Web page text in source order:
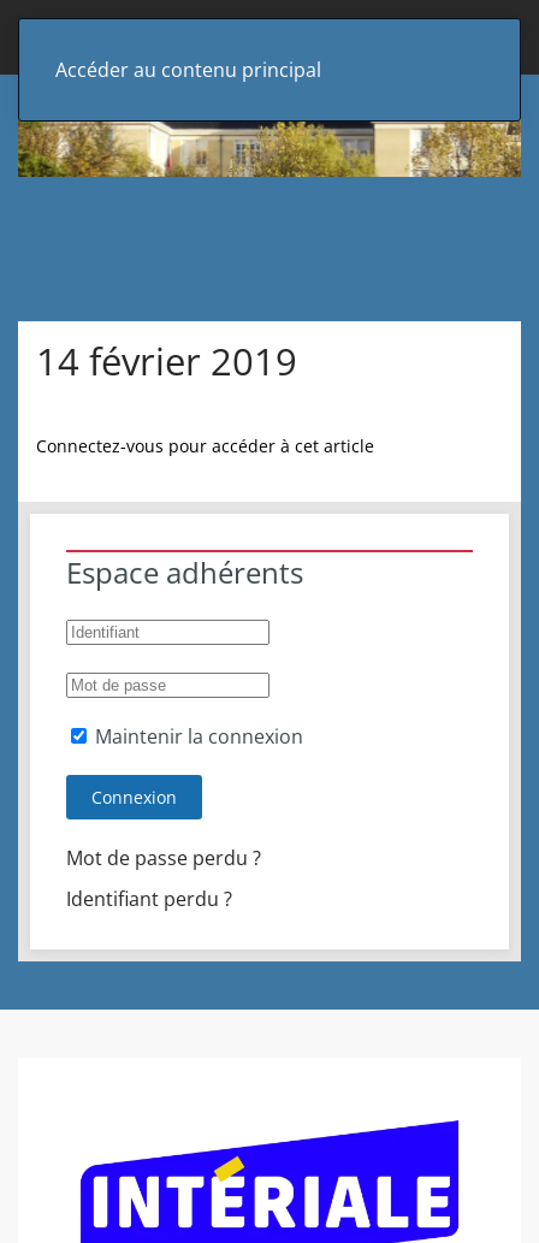
Accéder au contenu principal
14 février 2019
Connectez-vous pour accéder à cet article
Espace adhérents
Maintenir la connexion
Connexion
Mot de passe perdu ?
Identifiant perdu ?